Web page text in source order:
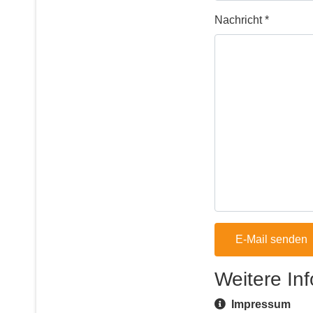
Nachricht*
E-Mail senden
Weitere
Weitere
Impressum